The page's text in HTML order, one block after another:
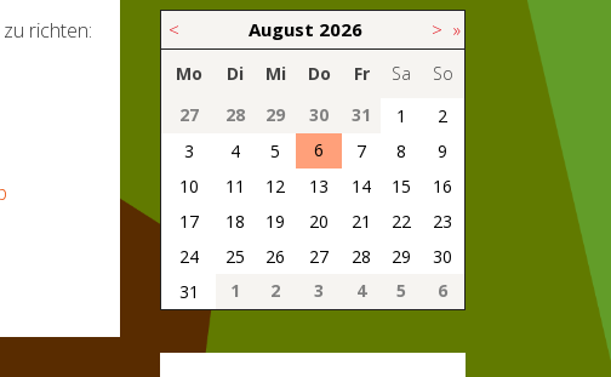
richten:
< August 2026 > »
Mo Di Mi Do Fr Sa
So
27
28 29 30 31 1
2
3
4 5 6 7 8
9
10
11 12 13 14 15
16
17
18 19 20 21 22
23
24
25 26 27 28 29
30
31
1 2 3 4 5 6